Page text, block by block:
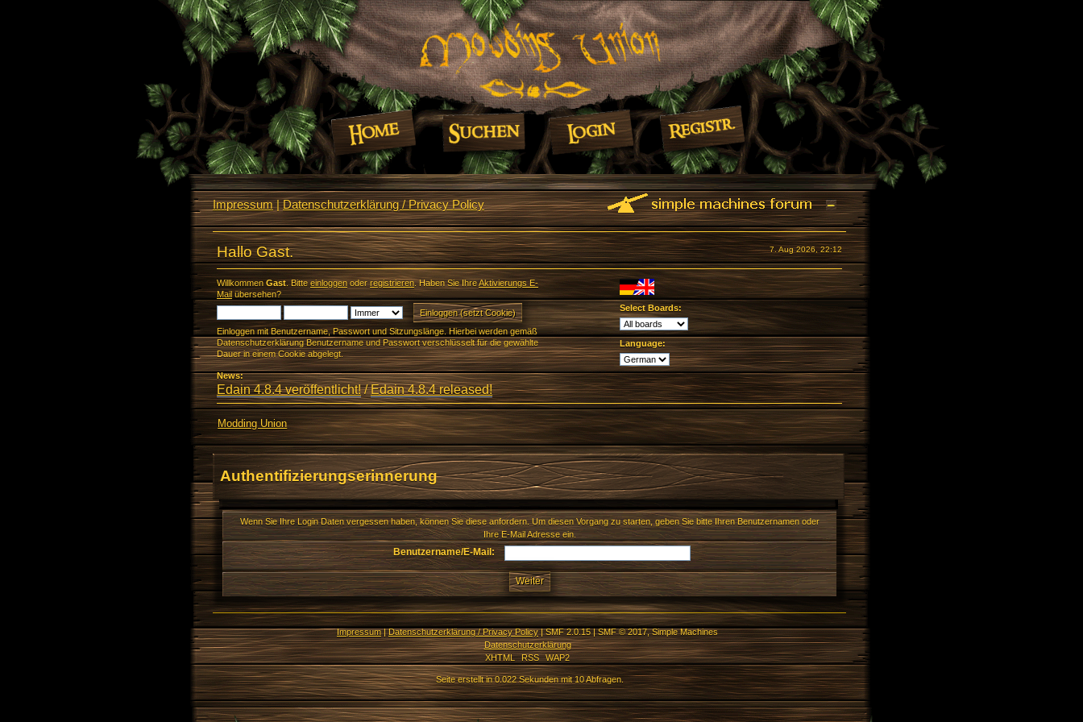
Impressum|Datenschutzerklärung / Privacy Policy
7. Aug 2026, 22:12
Hallo Gast.
Willkommen Gast. Bitte einloggenoderregistrieren. Haben Sie IhreAktivierungs E-
Mailübersehen?
Einloggen mit Benutzername, Passwort und Sitzungslänge. Hierbei werden gemäß
Datenschutzerklärung Benutzername und Passwort verschlüsselt für die gewählte
Dauer in einem Cookie abgelegt.
Select Boards:
Language:
News:
Edain 4.8.4 veröffentlicht!/Edain 4.8.4 released!
Modding Union
Authentifizierungserinnerung
Wenn Sie Ihre Login Daten vergessen haben, können Sie diese anfordern. Um diesen Vorgang zu starten, geben Sie bitte Ihren Benutzernamen oder
Ihre E-Mail Adresse ein.
Benutzername/E-Mail:
Impressum|Datenschutzerklärung / Privacy Policy|SMF 2.0.15|SMF © 2017,Simple Machines
Datenschutzerklärung
XHTML
RSS WAP2
Seite erstellt in 0.022 Sekunden mit 10 Abfragen.